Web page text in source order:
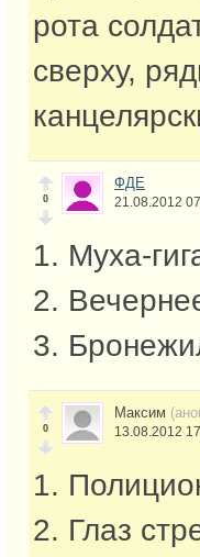
рота
сверху,
0
ФДЕ
21.08.2012
1. Муха-
2.
3.
0
Максим
13.08.2012
1.
2. Глаз